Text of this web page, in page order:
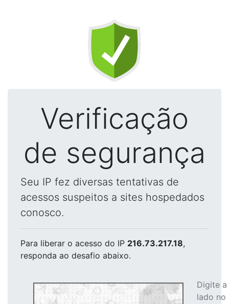
Verificação
de segurança
Seu IP fez diversas tentativas de
acessos suspeitos a sites hospedados
conosco.
Para liberar o acesso do IP 216.73.217.18,
responda ao desafio abaixo.
Digite
lado no